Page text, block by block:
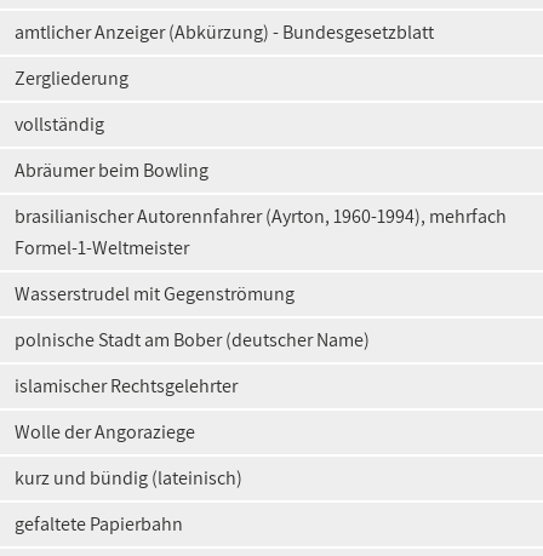
amtlicher Anzeiger (Abkürzung) - Bundesgesetzblatt
Zergliederung
vollständig
Abräumer beim Bowling
brasilianischer Autorennfahrer (Ayrton, 1960-1994), mehrfach
Formel-1-Weltmeister
Wasserstrudel mit Gegenströmung
polnische Stadt am Bober (deutscher Name)
islamischer Rechtsgelehrter
Wolle der Angoraziege
kurz und bündig (lateinisch)
gefaltete Papierbahn